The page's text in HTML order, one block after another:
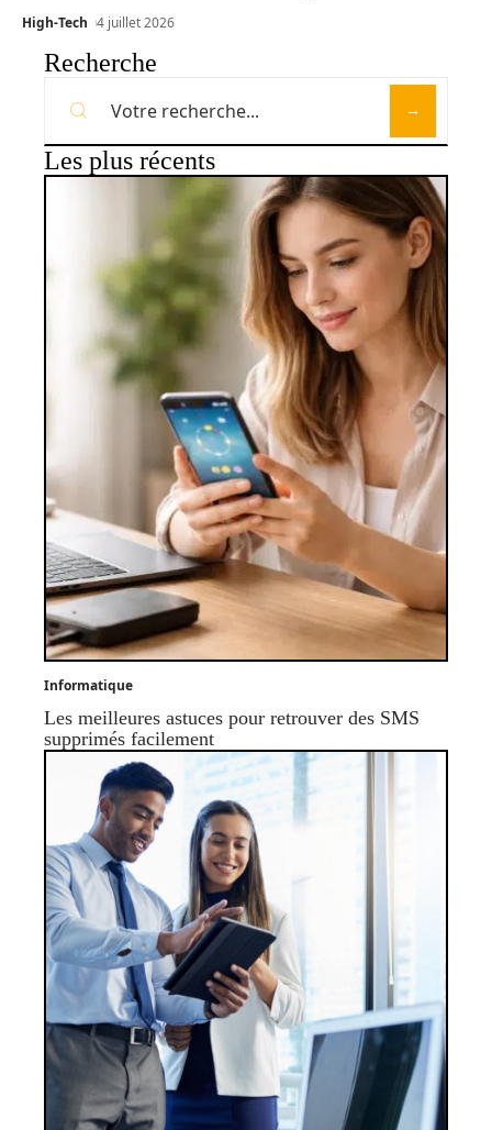
High-Tech 4 juillet 2026
Recherche
Les plus récents
Informatique
Les meilleures astuces pour retrouver des SMS
supprimés facilement